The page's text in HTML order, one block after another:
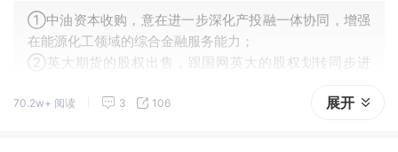
①中油资本收购，意在进一步深化产投融一体协同，增强
在能源化工领域的综合金融服务能力；
②英大期货的股权出售，跟国网英大的股权划转同步进
③随着新一轮股权变更落地，英大期货或迎来发展新机
70.2w+ 阅读 3 106 展开